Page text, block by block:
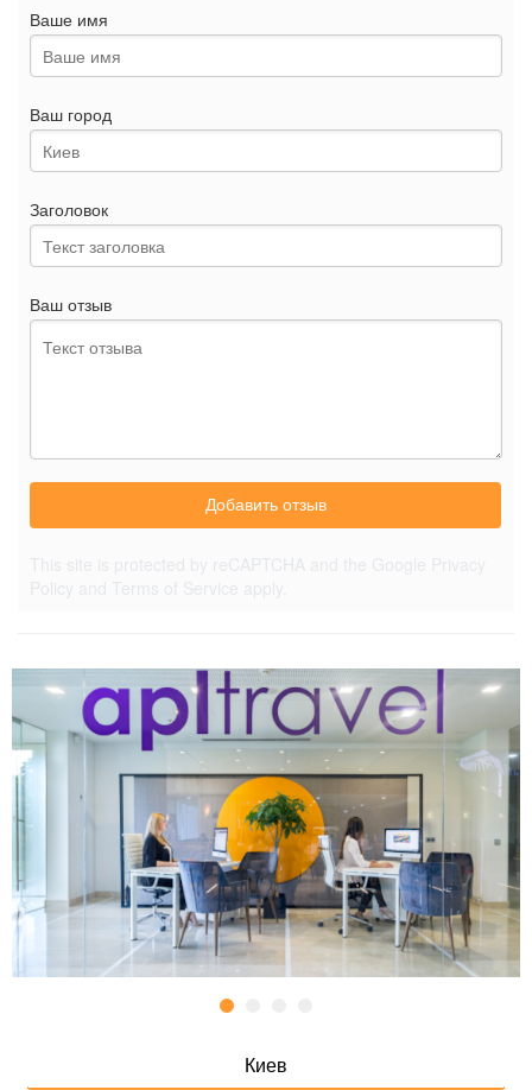
Ваше имя
Ваш город
Заголовок
Ваш отзыв
Добавить отзыв
Киев